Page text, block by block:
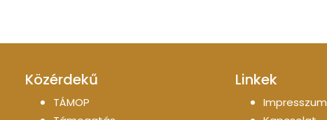
Közérdekű
TÁMOP
Linkek
Impresszum